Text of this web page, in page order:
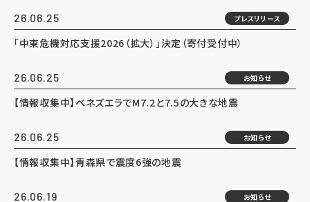
26.06.25 プレスリリース
「中東危機対応支援2026（拡大）」決定（寄付受付中）
26.06.25 お知らせ
【情報収集中】ベネズエラでM7.2と7.5の大きな地震
26.06.25 お知らせ
【情報収集中】青森県で震度6強の地震
26.06.19 お知らせ